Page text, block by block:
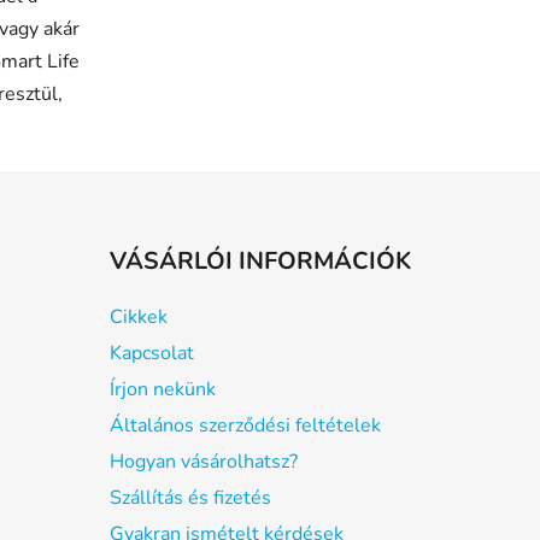
akár
Life
VÁSÁRLÓI INFORMÁCIÓK
Cikkek
Kapcsolat
Írjon nekünk
Általános szerződési feltételek
Hogyan vásárolhatsz?
Szállítás és fizetés
Gyakran ismételt kérdések